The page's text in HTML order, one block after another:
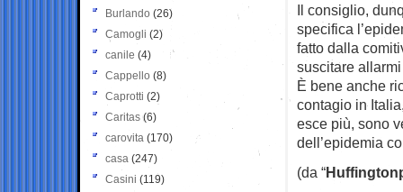
Il consiglio,
specifica
fatto dalla
suscitare
È bene anche
contagio in
esce più, sono
dell’epidemia
(da “
Burlando (26)
Camogli (2)
canile (4)
Cappello (8)
Caprotti (2)
Caritas (6)
carovita (170)
casa (247)
Casini (119)